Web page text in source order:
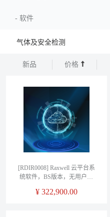
- 软件
气体及安全检测
新品 价格
[RDIR0008] Raxwell 云平台系
统软件，BS版本，无用户限
RDIR0008， 1个/箱
¥ 322,900.00